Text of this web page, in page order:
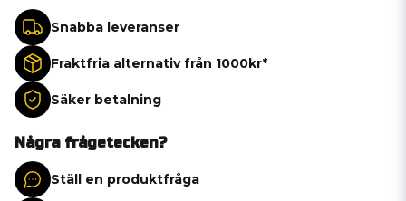
Snabba leveranser
Fraktfria alternativ från 1000kr*
Säker betalning
Några frågetecken?
Ställ en produktfråga